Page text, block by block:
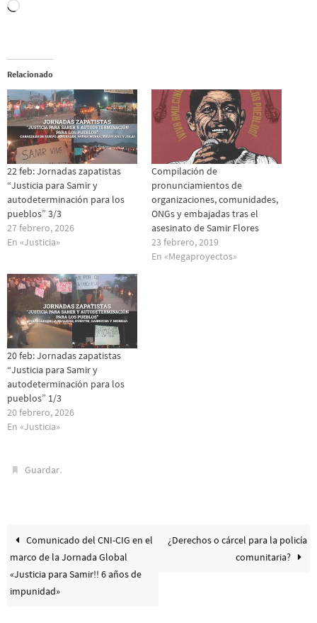
Cargando...
Relacionado
22 feb: Jornadas zapatistas
“Justicia para Samir y
autodeterminación para los
pueblos” 3/3
27 febrero, 2026
En «Justicia»
Compilación de
pronunciamientos de
organizaciones, comunidades,
ONGs y embajadas tras el
asesinato de Samir Flores
23 febrero, 2019
En «Megaproyectos»
20 feb: Jornadas zapatistas
“Justicia para Samir y
autodeterminación para los
pueblos” 1/3
20 febrero, 2026
En «Justicia»
Guardar.
Comunicado del CNI-CIG en el
marco de la Jornada Global
«Justicia para Samir!! 6 años de
impunidad»
¿Derechos o cárcel para la policía
comunitaria?